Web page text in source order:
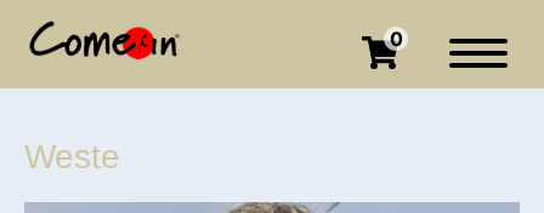
0
Weste